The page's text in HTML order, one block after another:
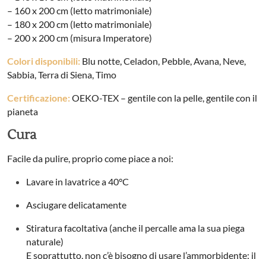
– 160 x 200 cm (letto matrimoniale)
– 180 x 200 cm (letto matrimoniale)
– 200 x 200 cm (misura Imperatore)
Colori disponibili: Blu notte, Celadon, Pebble, Avana, Neve,
Sabbia, Terra di Siena, Timo
Certificazione:OEKO-TEX – gentile con la pelle, gentile con il
pianeta
Cura
Facile da pulire, proprio come piace a noi:
Lavare in lavatrice a 40°C
Asciugare delicatamente
Stiratura facoltativa (anche il percalle ama la sua piega
naturale)
E soprattutto, non c’è bisogno di usare l’ammorbidente: il